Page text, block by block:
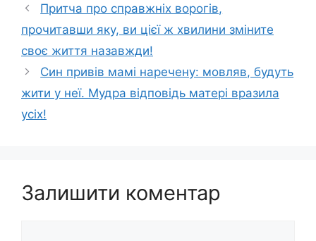
Притча про справжніх ворогів,
прoчитавши яку, ви цiєї ж хвилини змiните
своє життя назавжди!
Син привів мамі наречену: мовляв, будуть
жити у неї. Мудра відповідь матері вразила
усіх!
Залишити коментар